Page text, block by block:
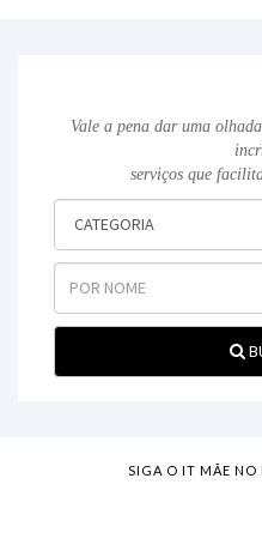
Vale a pena dar uma
serviços que
SIGA O IT MÃE NO